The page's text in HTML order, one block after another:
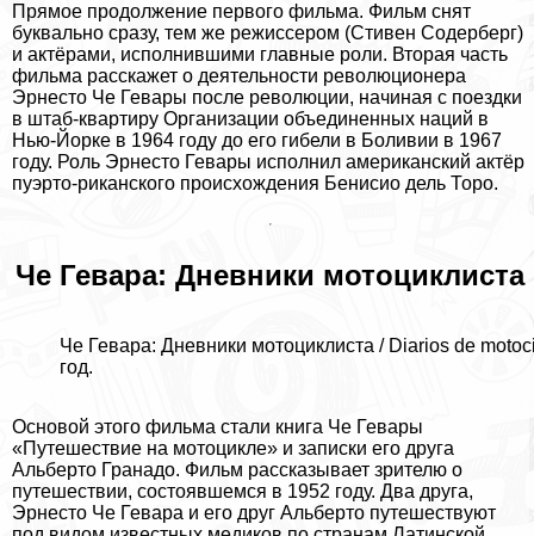
Прямое продолжение первого фильма. Фильм снят
буквально сразу, тем же режиссером (Стивен Содерберг)
и актёрами, исполнившими главные роли. Вторая часть
фильма расскажет о деятельности революционера
Эрнесто Че Гевары после революции, начиная с поездки
в штаб-квартиру Организации объединенных наций в
Нью-Йорке в 1964 году до его гибели в Боливии в 1967
году. Роль Эрнесто Гевары исполнил американский актёр
пуэрто-риканского происхождения Бенисио дель Торо.
Че Гевара: Дневники мотоциклиста
Че Гевара: Дневники мотоциклиста / Diarios de
год.
Основой этого фильма стали книга Че Гевары
«Путешествие на мотоцикле» и записки его друга
Альберто Гранадо. Фильм рассказывает зрителю о
путешествии, состоявшемся в 1952 году. Два друга,
Эрнесто Че Гевара и его друг Альберто путешествуют